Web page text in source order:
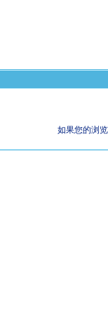
如果您的浏